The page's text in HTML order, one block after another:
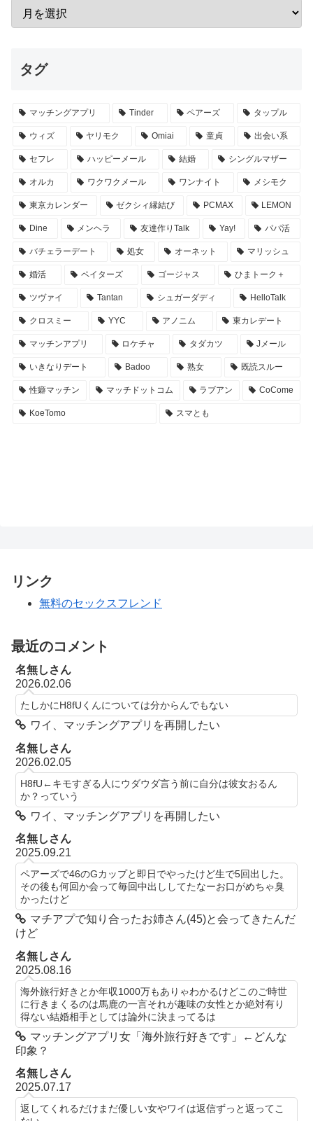
タグ
マッチングアプリ Tinder ペアーズ タップル
ウィズ ヤリモク Omiai 童貞 出会い系
セフレ ハッピーメール 結婚 シングルマザー
オルカ ワクワクメール ワンナイト メシモク
東京カレンダー ゼクシィ縁結び PCMAX LEMON
Dine メンヘラ 友達作りTalk Yay! パパ活
バチェラーデート 処女 オーネット マリッシュ
婚活 ペイターズ ゴージャス ひまトーク＋
ツヴァイ Tantan シュガーダディ HelloTalk
クロスミー YYC アノニム 東カレデート
マッチンアプリ ロケチャ タダカツ Jメール
いきなりデート Badoo 熟女 既読スルー
性癖マッチン マッチドットコム ラブアン CoCome
KoeTomo スマとも
リンク
無料のセックスフレンド
最近のコメント
名無しさん
2026.02.06
たしかにH8fUくんについては分からんでもない
ワイ、マッチングアプリを再開したい
名無しさん
2026.02.05
H8fU←キモすぎる人にウダウダ言う前に自分は彼女おるん
か？っていう
ワイ、マッチングアプリを再開したい
名無しさん
2025.09.21
ペアーズで46のGカップと即日でやったけど生で5回出した。
その後も何回か会って毎回中出ししてたなーお口がめちゃ臭
かったけど
マチアプで知り合ったお姉さん(45)と会ってきたんだ
けど
名無しさん
2025.08.16
海外旅行好きとか年収1000万もありゃわかるけどこのご時世
に行きまくるのは馬鹿の一言それが趣味の女性とか絶対有り
得ない結婚相手としては論外に決まってるは
マッチングアプリ女「海外旅行好きです」←どんな
印象？
名無しさん
2025.07.17
返してくれるだけまだ優しい女やワイは返信ずっと返ってこ